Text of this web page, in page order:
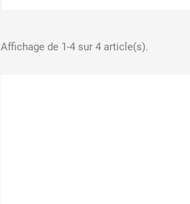
Affichage de 1-4 sur 4 article(s).